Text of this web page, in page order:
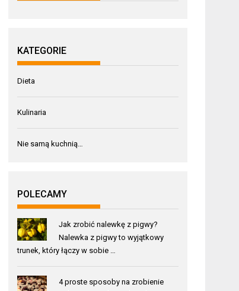
KATEGORIE
Dieta
Kulinaria
Nie samą kuchnią…
POLECAMY
Jak zrobić nalewkę z pigwy?
Nalewka z pigwy to wyjątkowy
trunek, który łączy w sobie …
4 proste sposoby na zrobienie